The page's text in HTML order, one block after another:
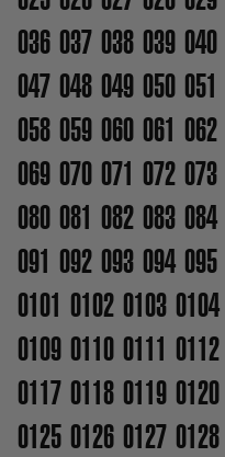
036 037 038 039 040
047 048 049 050 051
058 059 060 061 062
069 070 071 072 073
080 081 082 083 084
091 092 093 094 095
0101 0102 0103 0104
0109 0110 0111 0112
0117 0118 0119 0120
0125 0126 0127 0128